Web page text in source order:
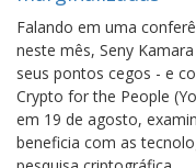
Falando em uma
neste mês, Seny
seus pontos cegos - e
Crypto for the People
em 19 de agosto,
beneficia com as